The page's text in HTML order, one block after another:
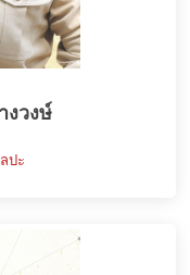
งวงษ์
ปะ